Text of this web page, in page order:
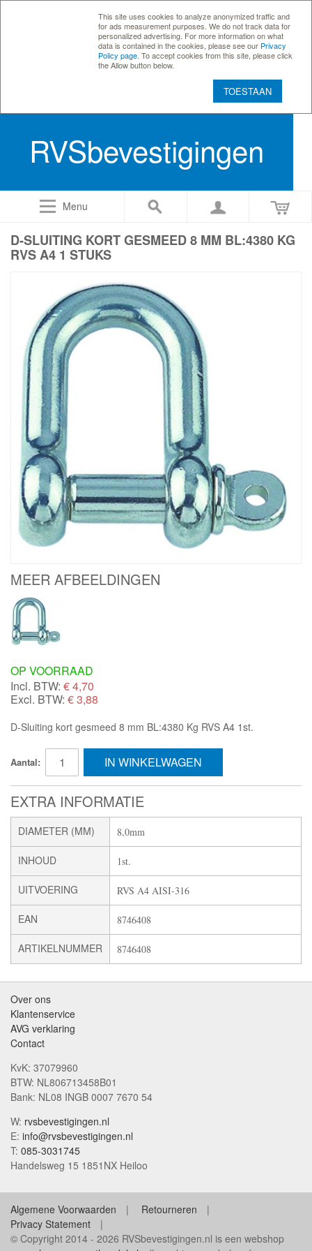
This site uses cookies to analyze anonymized traffic and
for ads measurement purposes. We do not track data for
personalized advertising. For more information on what
data is contained in the cookies, please see our Privacy
Policy page . To accept cookies from this site, please click
the Allow button below.
TOESTAAN
RVSbevestigingen
Menu
D-SLUITING KORT GESMEED 8 MM BL:4380 KG
RVS A4 1 STUKS
MEER AFBEELDINGEN
OP VOORRAAD
Incl. BTW: €4,70
Excl. BTW: € 3,88
D-Sluiting kort gesmeed 8 mm BL:4380 Kg RVS A4 1st.
Aantal: IN WINKELWAGEN
EXTRA INFORMATIE
DIAMETER (MM) 8,0mm
INHOUD 1st.
UITVOERING RVS A4 AISI-316
EAN 8746408
ARTIKELNUMMER 8746408
Over ons
Klantenservice
AVG verklaring
Contact
KvK: 37079960
BTW: NL806713458B01
Bank: NL08 INGB 0007 7670 54
W: rvsbevestigingen.nl
E: info@rvsbevestigingen.nl
T: 085-3031745
Handelsweg 15 1851NX Heiloo
Algemene Voorwaarden
Retourneren
Privacy Statement
© Copyright 2014 - 2026 RVSbevestigingen.nl is een webshop